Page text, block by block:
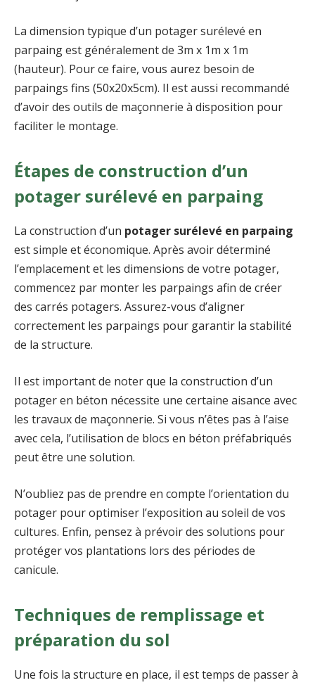
La dimension typique d’un potager surélevé en
parpaing est généralement de 3m x 1m x 1m
(hauteur). Pour ce faire, vous aurez besoin de
parpaings fins (50x20x5cm). Il est aussi recommandé
d’avoir des outils de maçonnerie à disposition pour
faciliter le montage.
Étapes de construction d’un
potager surélevé en parpaing
La construction d’un potager surélevé en parpaing
est simple et économique. Après avoir déterminé
l’emplacement et les dimensions de votre potager,
commencez par monter les parpaings afin de créer
des carrés potagers. Assurez-vous d’aligner
correctement les parpaings pour garantir la stabilité
de la structure.
Il est important de noter que la construction d’un
potager en béton nécessite une certaine aisance avec
les travaux de maçonnerie. Si vous n’êtes pas à l’aise
avec cela, l’utilisation de blocs en béton préfabriqués
peut être une solution.
N’oubliez pas de prendre en compte l’orientation du
potager pour optimiser l’exposition au soleil de vos
cultures. Enfin, pensez à prévoir des solutions pour
protéger vos plantations lors des périodes de
canicule.
Techniques de remplissage et
préparation du sol
Une fois la structure en place, il est temps de passer à